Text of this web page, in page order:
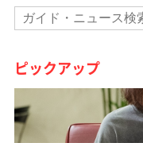
ピックアップ